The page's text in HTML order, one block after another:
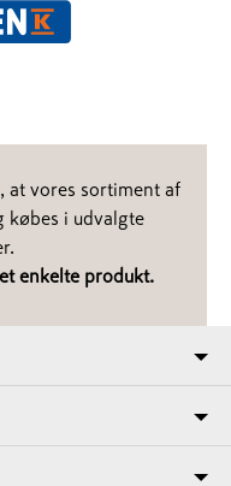
vores sortiment af
købes i udvalgte
enkelte produkt.